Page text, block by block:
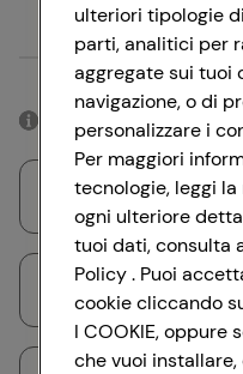
Accedendo con il tuo
ulteriori tipologie
parti, analitici per
aggregate sui tuoi
navigazione, o di
personalizzare i
Per maggiori
tecnologie, leggi la
ogni ulteriore
tuoi dati, consulta
Policy . Puoi
cookie cliccando
I COOKIE, oppure
che vuoi installare,